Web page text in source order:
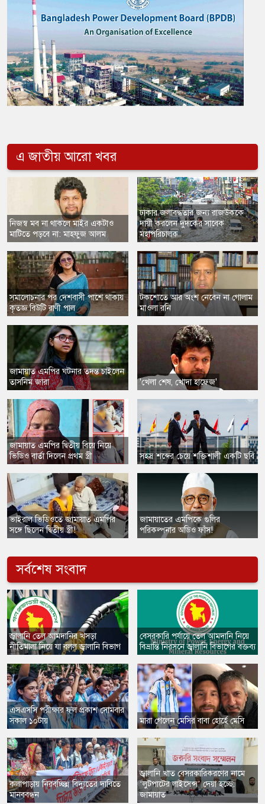
এ জাতীয় আরো খবর
নিজস্ব মব না থাকলে মাইর একটাও
মাটিতে পড়বে না: মাহফুজ আলম
​সমালোচনার পর দেশবাসী পাশে থাকায়
কৃতজ্ঞ বিউটি রাণী পাল
জামায়াত এমপির ঘটনার তদন্ত চাইলেন
তাসনিম জারা
​জামায়াত এমপির দ্বিতীয় বিয়ে নিয়ে
ভিডিও বার্তা দিলেন প্রথম স্ত্রী
ভাইরাল ভিডিওতে জামায়াত এমপির
সঙ্গে ছিলেন দ্বিতীয় স্ত্রী!
ঢাকার জলাবদ্ধতার জন্য রাজউককে
দায়ী করলেন দুদকের সাবেক
মহাপরিচালক
টকশোতে ​আর অংশ নেবেন না গোলাম
মাওলা রনি
'খেলা শেষ, খোদা হাফেজ'
​সহস্র শব্দের চেয়ে শক্তিশালী একটি ছবি
জামায়াতের এমপিকে গুলির
পরিকল্পনার অডিও ফাঁস!
সর্বশেষ সংবাদ
জ্বালানি তেল আমদানির খসড়া
নীতিমালা নিয়ে যা বলল জ্বালানি বিভাগ
এসএসসি পরীক্ষার ফল প্রকাশ সোমবার
সকাল ১০টায়
কলাপাড়ায় নিরবচ্ছিন্ন বিদ্যুতের দাবিতে
মানববন্ধন
বেসরকারি পর্যায়ে তেল আমদানি নিয়ে
বিভ্রান্তি নিরসনে জ্বালানি বিভাগের বক্তব্য
মারা গেলেন মেসির বাবা হোর্হে মেসি
জ্বালানি খাত বেসরকারিকরণের নামে
‘লুটপাটের লাইসেন্স’ দেয়া হচ্ছে:
জামায়াত